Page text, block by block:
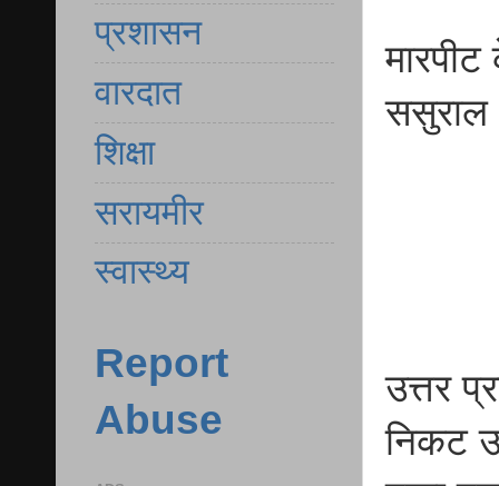
ससुराल
उत्तर
निकट
प्रशासन
वारदात
शिक्षा
सरायमीर
स्वास्थ्य
Report
Abuse